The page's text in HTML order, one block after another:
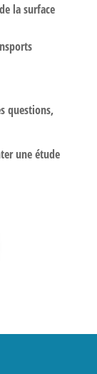
la surface
questions,
une étude